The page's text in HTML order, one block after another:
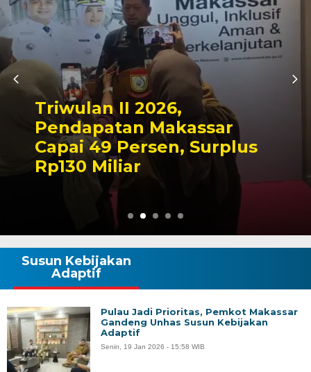
Kapolres Wajo Ziarah ke
Makam La Maddukkelleng,
Tegaskan Komitmen
Mengabdi untuk Tanah
Wajo
Susun Kebijakan
Adaptif
Pulau Jadi Prioritas, Pemkot Makassar
Gandeng Unhas Susun Kebijakan
Adaptif
Senin, 19 Jan 2026 - 15:58 WIB